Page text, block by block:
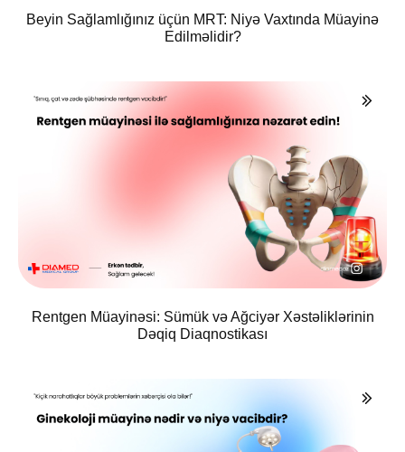
Beyin Sağlamlığınız üçün MRT: Niyə Vaxtında Müayinə
Edilməlidir?
Rentgen Müayinəsi: Sümük və Ağciyər Xəstəliklərinin
Dəqiq Diaqnostikası